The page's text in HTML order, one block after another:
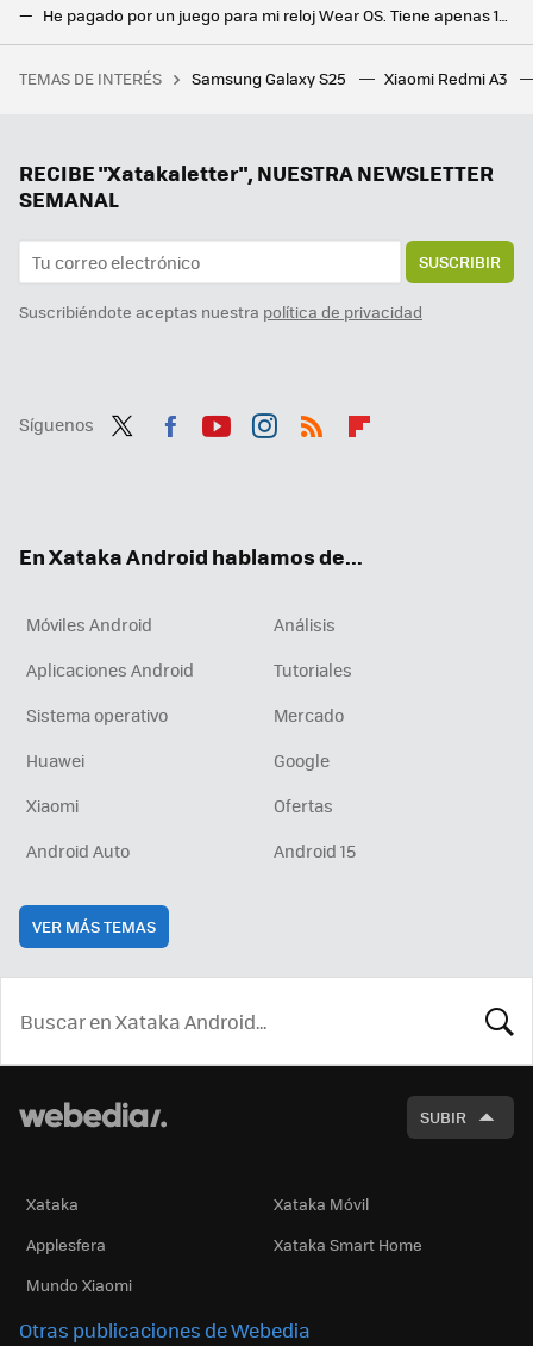
He pagado por un juego para mi reloj Wear OS. Tiene apenas 100 descargas pero ha sido todo un (adictivo) descubrimiento
La PlayStation 5 Pro ya está aquí, pero yo no la necesito. Así es como juego a la Play desde mi móvil Android
Estamos cada vez más cerca de tener un ‘Bizum europeo’. La clave está en la interconexión entre plataformas
TEMAS DE INTERÉS Samsung Galaxy S25 Xiaomi Redmi A3
RECIBE "Xatakaletter", NUESTRA NEWSLETTER
SEMANAL
SUSCRIBIR
Suscribiéndote aceptas nuestra política de privacidad
Síguenos
En Xataka Android hablamos de...
Móviles Android
Análisis
Aplicaciones Android
Tutoriales
Sistema operativo
Mercado
Huawei
Google
Xiaomi
Ofertas
Android Auto
Android 15
VER MÁS TEMAS
SUBIR
Xataka
Xataka Móvil
Applesfera
Xataka Smart Home
Mundo Xiaomi
Otras publicaciones de Webedia